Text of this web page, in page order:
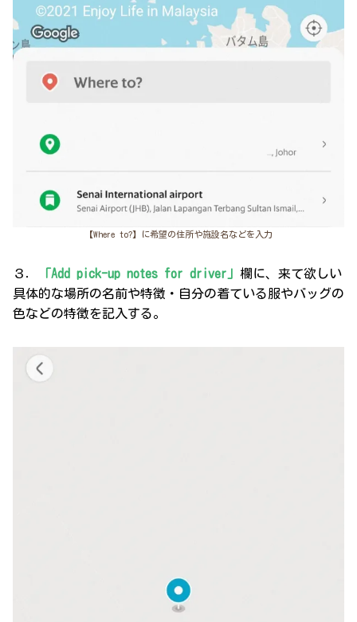
【Where to?】に希望の住所や施設名などを入力
３． 「Add pick-up notes for driver」 欄に、来て欲しい
具体的な場所の名前や特徴・自分の着ている服やバッグの
色などの特徴を記入する。